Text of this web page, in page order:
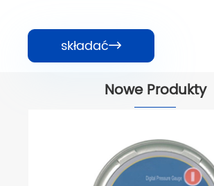
składać
Nowe Produkty
Manometr napełniania cieczą
Zobacz więcej >>